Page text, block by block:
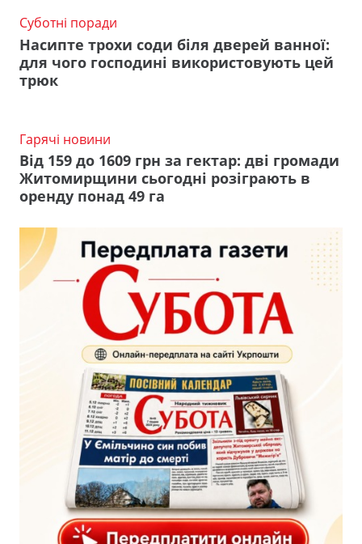
Суботні поради
Насипте трохи соди біля дверей ванної:
для чого господині використовують цей
трюк
Гарячі новини
Від 159 до 1609 грн за гектар: дві громади
Житомирщини сьогодні розіграють в
оренду понад 49 га